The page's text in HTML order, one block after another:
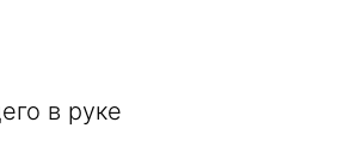
в руке